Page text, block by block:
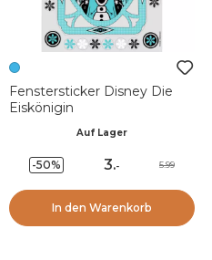
Fenstersticker Disney Die
Eiskönigin
Auf Lager
-50% 3.- 5.99
In den Warenkorb